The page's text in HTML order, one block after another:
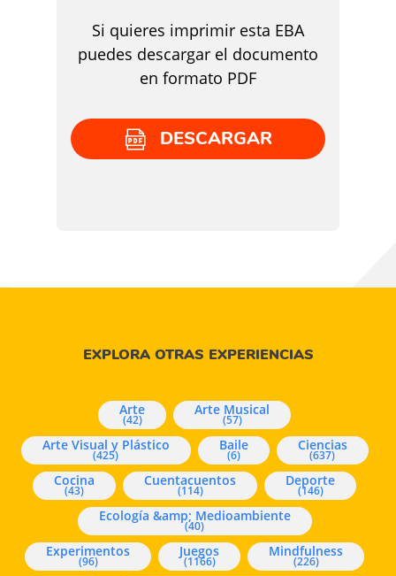
Si quieres imprimir esta EBA
puedes descargar el documento
en formato PDF
DESCARGAR
EXPLORA OTRAS EXPERIENCIAS
Arte
(42)
Arte Musical
(57)
Arte Visual y Plástico
(425)
Baile
(6)
Ciencias
(637)
Cocina
(43)
Cuentacuentos
(114)
Deporte
(146)
Ecología &amp; Medioambiente
(40)
Experimentos
(96)
Juegos
(1166)
Mindfulness
(226)